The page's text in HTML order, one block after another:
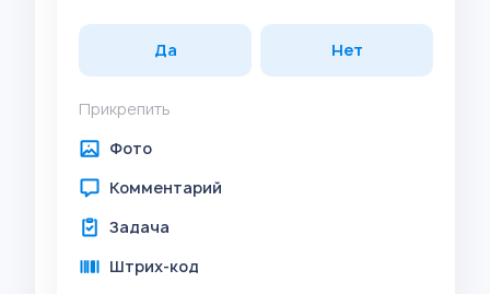
Да Нет
Прикрепить
Фото
Комментарий
Задача
Штрих-код